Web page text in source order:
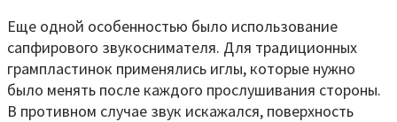
Еще одной особенностью было использование
сапфирового звукоснимателя. Для традиционных
грампластинок применялись иглы, которые нужно
было менять после каждого прослушивания стороны.
В противном случае звук искажался, поверхность